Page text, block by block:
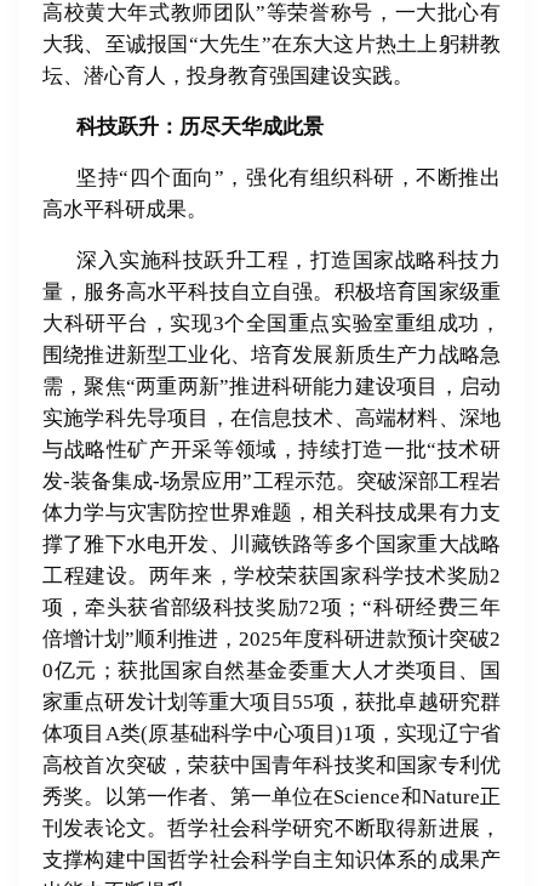
高校黄大年式教师团队”等荣誉称号，一大批心有
大我、至诚报国“大先生”在东大这片热土上躬耕教
坛、潜心育人，投身教育强国建设实践。
科技跃升：历尽天华成此景
坚持“四个面向”，强化有组织科研，不断推出
高水平科研成果。
深入实施科技跃升工程，打造国家战略科技力
量，服务高水平科技自立自强。积极培育国家级重
大科研平台，实现3个全国重点实验室重组成功，
围绕推进新型工业化、培育发展新质生产力战略急
需，聚焦“两重两新”推进科研能力建设项目，启动
实施学科先导项目，在信息技术、高端材料、深地
与战略性矿产开采等领域，持续打造一批“技术研
发-装备集成-场景应用”工程示范。突破深部工程岩
体力学与灾害防控世界难题，相关科技成果有力支
撑了雅下水电开发、川藏铁路等多个国家重大战略
工程建设。两年来，学校荣获国家科学技术奖励2
项，牵头获省部级科技奖励72项；“科研经费三年
倍增计划”顺利推进， 2025年度科研进款预计突破2
0亿元；获批国家自然基金委重大人才类项目、国
家重点研发计划等重大项目 55项，获批卓越研究群
体项目 A类(原基础科学中心项目)1项，实现辽宁省
高校首次突破，荣获中国青年科技奖和国家专利优
秀奖。以第一作者、第一单位在Science和Nature 正
刊发表论文。哲学社会科学研究不断取得新进展，
支撑构建中国哲学社会科学自主知识体系的成果产